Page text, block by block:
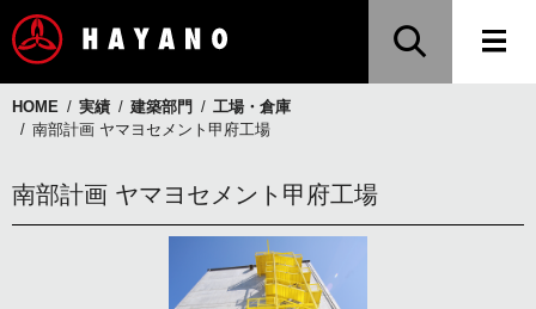
HOME 実績 建築部門
工場・倉庫
南部計画 ヤマヨセメント甲府工場
南部計画 ヤマヨセメント甲府工場